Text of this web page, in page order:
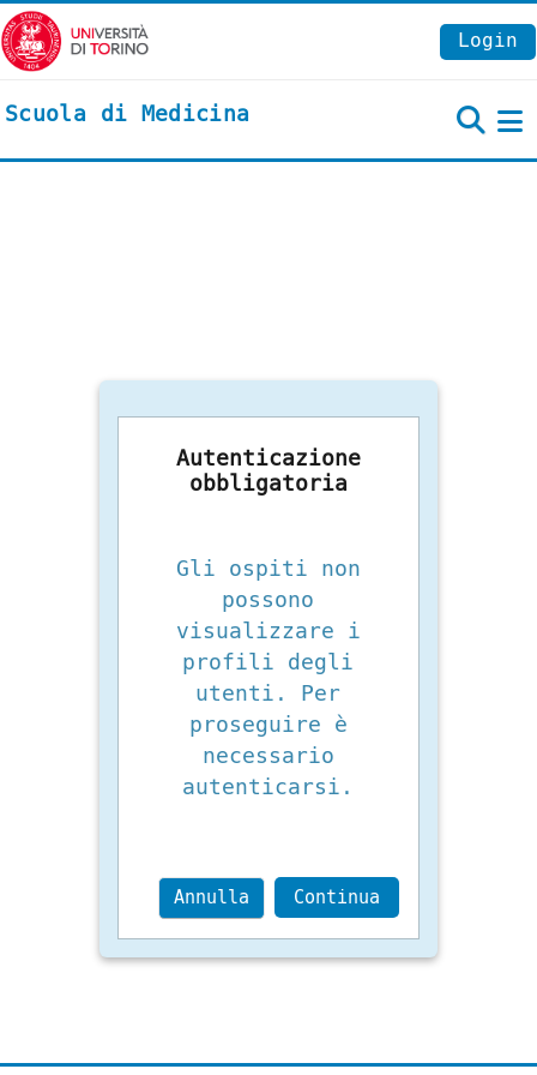
Vai al contenuto principale
Login
Scuola di Medicina
Autenticazione
obbligatoria
Gli ospiti non
possono
visualizzare i
profili degli
utenti. Per
proseguire è
necessario
autenticarsi.
Annulla Continua